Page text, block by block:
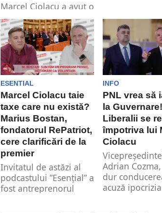
Marcel Ciolacu a avut o
întrevedere cu
ambasadorii statelor
membre ale Uniunii
Europene, în cadrul
unui...
ESENTIAL
Marcel Ciolacu taie
taxe care nu există?
Marius Bostan,
fondatorul RePatriot,
cere clarificări de la
premier
Invitatul de astăzi al
podcastului ”Esențial” a
fost antreprenorul
INFO
PNL vrea să
la Guvernare!
Liberalii se
împotriva lui
Ciolacu
Adrian
dur
acuză